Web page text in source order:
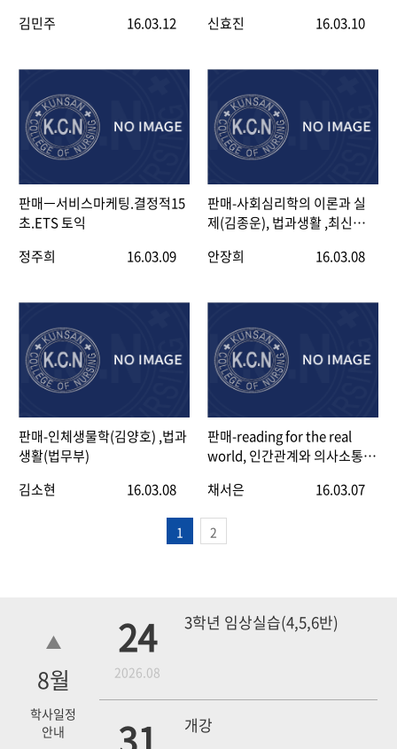
김민주
16.03.12
신효진
16.03.10
판매ㅡ서비스마케팅.결정적15
초.ETS 토익
정주희
16.03.09
판매-사회심리학의 이론과 실
제(김종운), 법과생활 ,최신학교
안장희 16.03.08
판매-인체생물학(김양호) ,법과
생활(법무부)
김소현
16.03.08
판매-reading for the real
world, 인간관계와 의사소통,
활
채서은 16.03.07
1 2
8월
학사일정
안내
24
2026.08
3학년 임상실습(4,5,6반)
개강